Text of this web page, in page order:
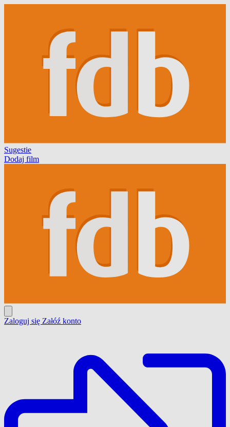
Sugestie
Dodaj film
Zaloguj się Załóź konto